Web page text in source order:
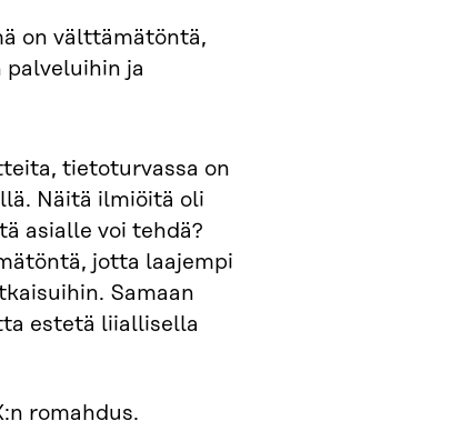
on välttämätöntä,
ja
tietoturvassa on
Näitä ilmiöitä oli
asialle voi tehdä?
jotta laajempi
Samaan
estetä liiallisella
romahdus.